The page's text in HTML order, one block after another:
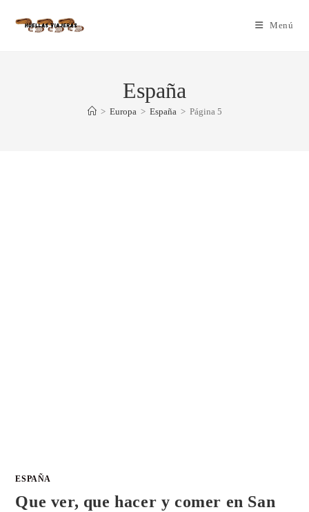
Menú
España
> Europa > España > Página 5
ESPAÑA
Que ver, que hacer y comer en San